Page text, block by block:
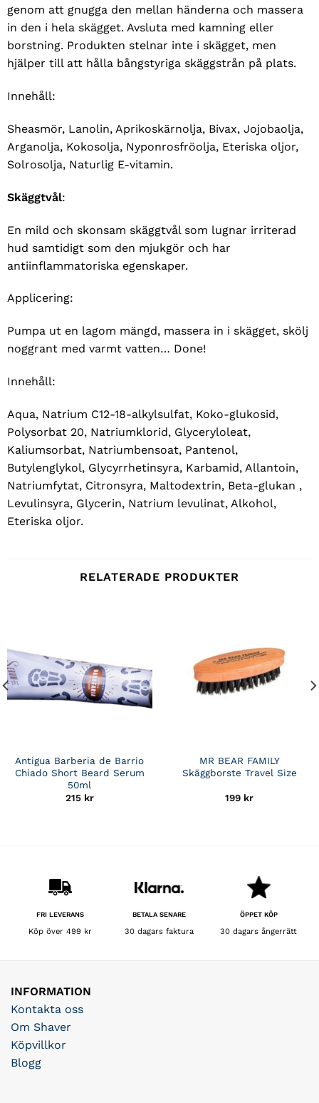
genom att gnugga den mellan händerna och massera
in den i hela skägget. Avsluta med kamning eller
borstning. Produkten stelnar inte i skägget, men
hjälper till att hålla bångstyriga skäggstrån på plats.
Innehåll:
Sheasmör, Lanolin, Aprikoskärnolja, Bivax, Jojobaolja,
Arganolja, Kokosolja, Nyponrosfröolja, Eteriska oljor,
Solrosolja, Naturlig E-vitamin.
Skäggtvål:
En mild och skonsam skäggtvål som lugnar irriterad
hud samtidigt som den mjukgör och har
antiinflammatoriska egenskaper.
Applicering:
Pumpa ut en lagom mängd, massera in i skägget, skölj
noggrant med varmt vatten… Done!
Innehåll:
Aqua, Natrium C12-18-alkylsulfat, Koko-glukosid,
Polysorbat 20, Natriumklorid, Glyceryloleat,
Kaliumsorbat, Natriumbensoat, Pantenol,
Butylenglykol, Glycyrrhetinsyra, Karbamid, Allantoin,
Natriumfytat, Citronsyra, Maltodextrin, Beta-glukan ,
Levulinsyra, Glycerin, Natrium levulinat, Alkohol,
Eteriska oljor.
RELATERADE PRODUKTER
Antigua Barberia de Barrio
Chiado Short Beard Serum
50ml
215 kr
MR BEAR FAMILY
Skäggborste Travel Size
199 kr
FRI LEVERANS
Köp över 499 kr
BETALA SENARE
30 dagars faktura
ÖPPET KÖP
30 dagars ångerrätt
INFORMATION
Kontakta oss
Om Shaver
Köpvillkor
Blogg